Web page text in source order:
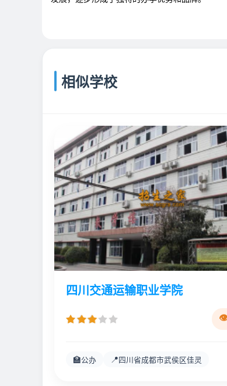
相似学校
四川交通运输职业学院
🏫公办 📍 四川省成都市武侯区佳灵